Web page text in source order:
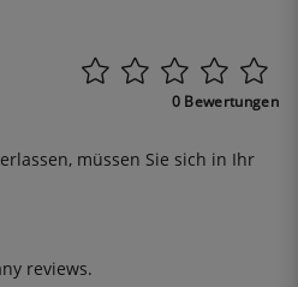
0 Bewertungen
müssen Sie sich in Ihr
reviews.